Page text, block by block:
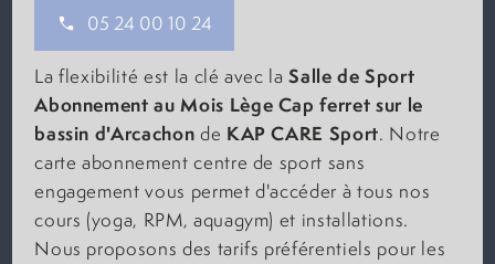
05 24 00 10 24
La flexibilité est la clé avec laSalle de Sport
Abonnement au Mois Lège Cap ferret sur le
bassin d'Arcachon de KAP CARE Sport. Notre
carte abonnement centre de sport sans
engagement vous permet d'accéder à tous nos
cours (yoga, RPM, aquagym) et installations.
Nous proposons des tarifs préférentiels pour les